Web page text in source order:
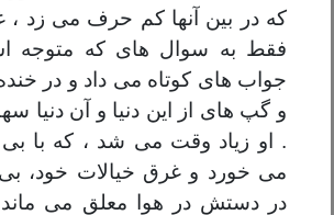
که در بین آنها کم حرف می زد ،
فقط به سوال های که متوجه
جواب های کوتاه می داد و در
و گپ های از این دنیا و آن دنیا
. او زیاد وقت می شد ، که با بی
می خورد و غرق خیالات خود،
در دستش در هوا معلق می ماند